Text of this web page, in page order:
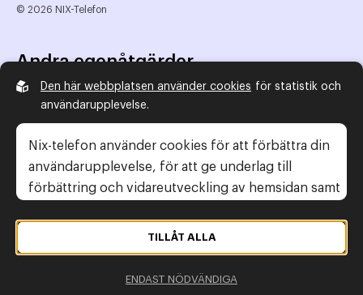
© 2026 NIX-Telefon
Andra egenåtgärder
NIX Telefon
NIX addresserat
Reklamombudsmannen
Konsumentverket
Legal information
Gör anmälan
Personuppgiftspolicy
Den här webbplatsen använder cookies för statistik och
användarupplevelse.
Nix-telefon använder cookies för att förbättra din
användarupplevelse, för att ge underlag till
förbättring och vidareutveckling av hemsidan samt
personuppgiftspolicy
ENDAST NÖDVÄNDIGA
TILLÅT ALLA